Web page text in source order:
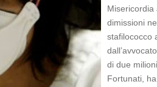
Misericordia
dimissioni
stafilococco
di due
Fortunati,